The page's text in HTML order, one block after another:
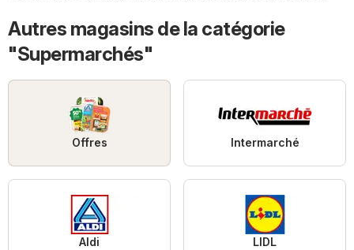
Autres magasins de la catégorie
"Supermarchés"
Offres Intermarché
Aldi LIDL